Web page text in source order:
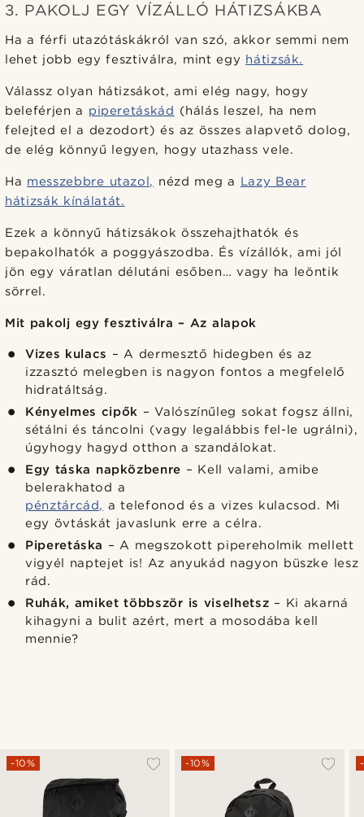
3. PAKOLJ EGY VÍZÁLLÓ HÁTIZSÁKBA
Ha a férfi utazótáskákról van szó, akkor semmi nem
lehet jobb egy fesztiválra, mint egy hátizsák.
Válassz olyan hátizsákot, ami elég nagy, hogy
beleférjen a piperetáskád (hálás leszel, ha nem
felejted el a dezodort) és az összes alapvető dolog,
de elég könnyű legyen, hogy utazhass vele.
Ha messzebbre utazol, nézd meg a Lazy Bear
hátizsák kínálatát.
Ezek a könnyű hátizsákok összehajthatók és
bepakolhatók a poggyászodba. És vízállók, ami jól
jön egy váratlan délutáni esőben… vagy ha leöntik
sörrel.
Mit pakolj egy fesztiválra – Az alapok
Vizes kulacs – A dermesztő hidegben és az
izzasztó melegben is nagyon fontos a megfelelő
hidratáltság.
Kényelmes cipők – Valószínűleg sokat fogsz állni,
sétálni és táncolni (vagy legalábbis fel-le ugrálni),
úgyhogy hagyd otthon a szandálokat.
Egy táska napközbenre – Kell valami, amibe
belerakhatod a
pénztárcád, a telefonod és a vizes kulacsod. Mi
egy övtáskát javaslunk erre a célra.
Piperetáska – A megszokott pipereholmik mellett
vigyél naptejet is! Az anyukád nagyon büszke lesz
rád.
Ruhák, amiket többször is viselhetsz – Ki akarná
kihagyni a bulit azért, mert a mosodába kell
mennie?
-10% -10%